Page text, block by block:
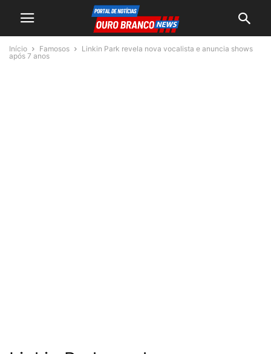
Início Famosos
Linkin Park revela nova vocalista e anuncia shows
após 7 anos